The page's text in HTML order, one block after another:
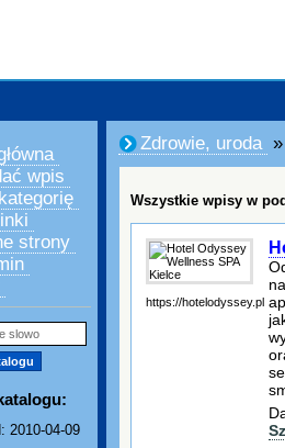
wpis
strony
2010-04-09
Zdrowie, uroda
Wszystkie wpisy w
https://hotelodyssey.pl